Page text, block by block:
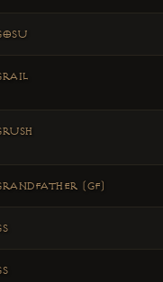
(GF)